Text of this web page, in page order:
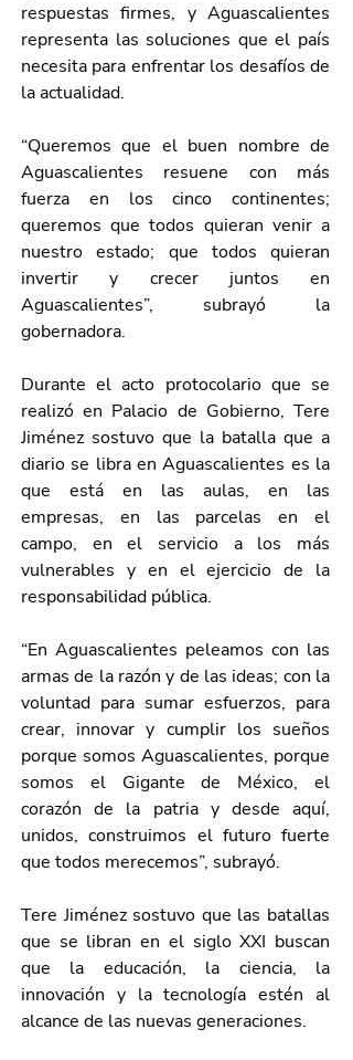
respuestas firmes, y Aguascalientes
representa las soluciones que el país
necesita para enfrentar los desafíos de
la actualidad.
“Queremos que el buen nombre de
Aguascalientes resuene con más
fuerza en los cinco continentes;
queremos que todos quieran venir a
nuestro estado; que todos quieran
invertir y crecer juntos en
Aguascalientes”, subrayó la
gobernadora.
Durante el acto protocolario que se
realizó en Palacio de Gobierno, Tere
Jiménez sostuvo que la batalla que a
diario se libra en Aguascalientes es la
que está en las aulas, en las
empresas, en las parcelas en el
campo, en el servicio a los más
vulnerables y en el ejercicio de la
responsabilidad pública.
“En Aguascalientes peleamos con las
armas de la razón y de las ideas; con la
voluntad para sumar esfuerzos, para
crear, innovar y cumplir los sueños
porque somos Aguascalientes, porque
somos el Gigante de México, el
corazón de la patria y desde aquí,
unidos, construimos el futuro fuerte
que todos merecemos”, subrayó.
Tere Jiménez sostuvo que las batallas
que se libran en el siglo XXI buscan
que la educación, la ciencia, la
innovación y la tecnología estén al
alcance de las nuevas generaciones.